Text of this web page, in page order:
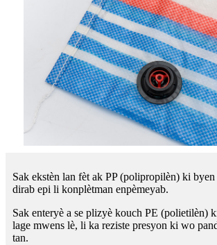
Sak ekstèn lan fèt ak PP (polipropilèn) ki
dirab epi li konplètman enpèmeyab.
Sak enteryè a se plizyè kouch PE (polietilèn)
lage mwens lè, li ka reziste presyon ki wo
tan.